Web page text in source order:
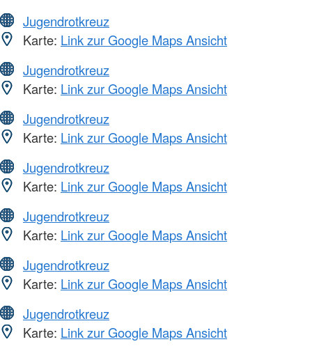
Jugendrotkreuz
Karte: Link zur Google Maps Ansicht
Jugendrotkreuz
Karte: Link zur Google Maps Ansicht
Jugendrotkreuz
Karte: Link zur Google Maps Ansicht
Jugendrotkreuz
Karte: Link zur Google Maps Ansicht
Jugendrotkreuz
Karte: Link zur Google Maps Ansicht
Jugendrotkreuz
Karte: Link zur Google Maps Ansicht
Jugendrotkreuz
Karte: Link zur Google Maps Ansicht